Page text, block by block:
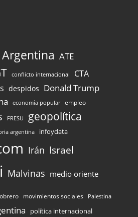
Argentina ATE
conflicto internacional
CTA
despidos Donald Trump
economía popular empleo
FRESU geopolítica
argentina infoydata
Irán Israel
Malvinas medio oriente
movimientos sociales Palestina
política internacional